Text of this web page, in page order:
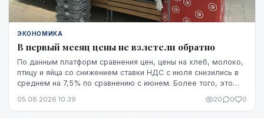
ЭКОНОМИКА
В первый месяц цены не взлетели обратно
По данным платформ сравнения цен, цены на хлеб, молоко,
птицу и яйца со снижением ставки НДС с июля снизились в
среднем на 7,5% по сравнению с июнем. Более того, это
данный момент - до начала августа.
05.08.2026 10:39 20 0 0